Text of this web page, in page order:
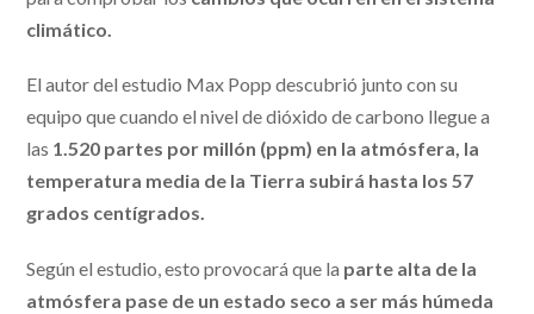
climático.
El autor del estudio Max Popp descubrió junto con su
equipo que cuando el nivel de dióxido de carbono llegue a
las 1.520 partes por millón (ppm) en la atmósfera, la
temperatura media de la Tierra subirá hasta los 57
grados centígrados.
Según el estudio, esto provocará que la parte alta de la
atmósfera pase de un estado seco a ser más húmeda